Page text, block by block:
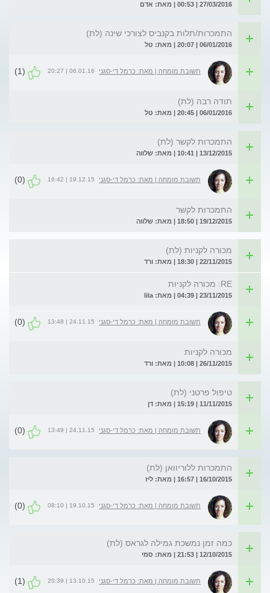
27/03/2016 | 00:53 | מאת: אדם
התמכרות/תלות בקנביס לצורכי שינה (לת)
06/01/2016 | 20:07 | מאת: טל
תשובת מומחה | מאת: כרמל די-סגני 06.01.16 | 20:27
(1)
תודה רבה (לת)
06/01/2016 | 20:45 | מאת: טל
התמכרות לקשר (לת)
13/12/2015 | 10:41 | מאת: שלווה
תשובת מומחה | מאת: כרמל די-סגני 19.12.15 | 16:42
(0)
התמכרות לקשר
19/12/2015 | 18:50 | מאת: שלווה
מכורה לקניות (לת)
22/11/2015 | 18:30 | מאת: ורד
RE: מכורה לקניות
23/11/2015 | 04:39 | מאת: lila
תשובת מומחה | מאת: כרמל די-סגני 24.11.15 | 13:48
(0)
מכורה לקניות
26/11/2015 | 10:08 | מאת: ורד
טיפול פרטני (לת)
11/11/2015 | 15:19 | מאת: דן
תשובת מומחה | מאת: כרמל די-סגני 24.11.15 | 13:49
(0)
התמכרות ללוריוואן (לת)
16/10/2015 | 16:57 | מאת: ליז
תשובת מומחה | מאת: כרמל די-סגני 19.10.15 | 08:10
(0)
כמה זמן נמשכת גמילה לגראס (לת)
12/10/2015 | 21:53 | מאת: סמי
תשובת מומחה | מאת: כרמל די-סגני 13.10.15 | 20:39
(1)